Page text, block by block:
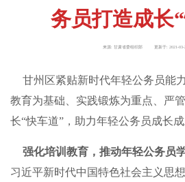
务员打造成长
来源: 甘肃省委组织部 更新于: 2021-03-
甘州区紧贴新时代年轻公务员能
教育为基础、实践锻炼为重点、严
长“快车道”，助力年轻公务员成长成
强化培训教育，推动年轻公务员学
习近平新时代中国特色社会主义思